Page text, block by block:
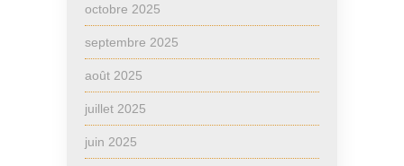
octobre 2025
septembre 2025
août 2025
juillet 2025
juin 2025